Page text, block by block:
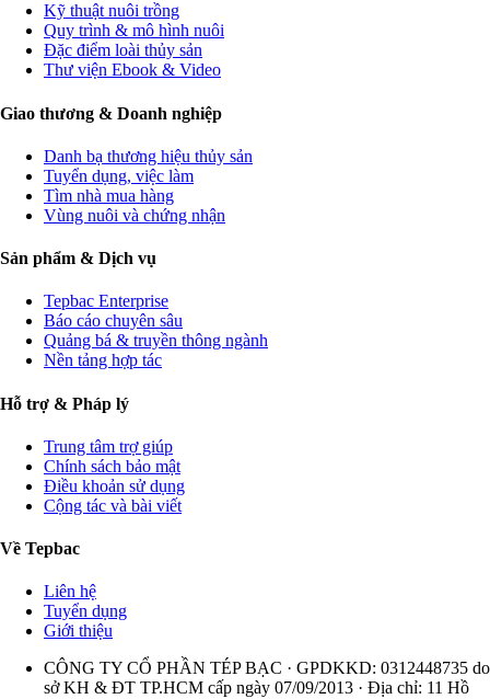
Kỹ thuật nuôi trồng
Quy trình & mô hình nuôi
Đặc điểm loài thủy sản
Thư viện Ebook & Video
Giao thương & Doanh nghiệp
Danh bạ thương hiệu thủy sản
Tuyển dụng, việc làm
Tìm nhà mua hàng
Vùng nuôi và chứng nhận
Sản phẩm & Dịch vụ
Tepbac Enterprise
Báo cáo chuyên sâu
Quảng bá & truyền thông ngành
Nền tảng hợp tác
Hỗ trợ & Pháp lý
Trung tâm trợ giúp
Chính sách bảo mật
Điều khoản sử dụng
Cộng tác và bài viết
Về Tepbac
Liên hệ
Tuyển dụng
Giới thiệu
CÔNG TY CỔ PHẦN TÉP BẠC · GPDKKD: 0312448735 do
sở KH & ĐT TP.HCM cấp ngày 07/09/2013 · Địa chỉ: 11 Hồ